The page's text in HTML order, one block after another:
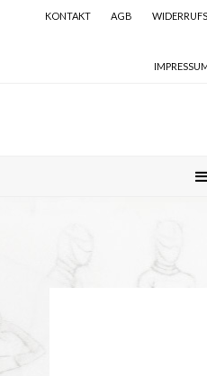
KONTAKT AGB